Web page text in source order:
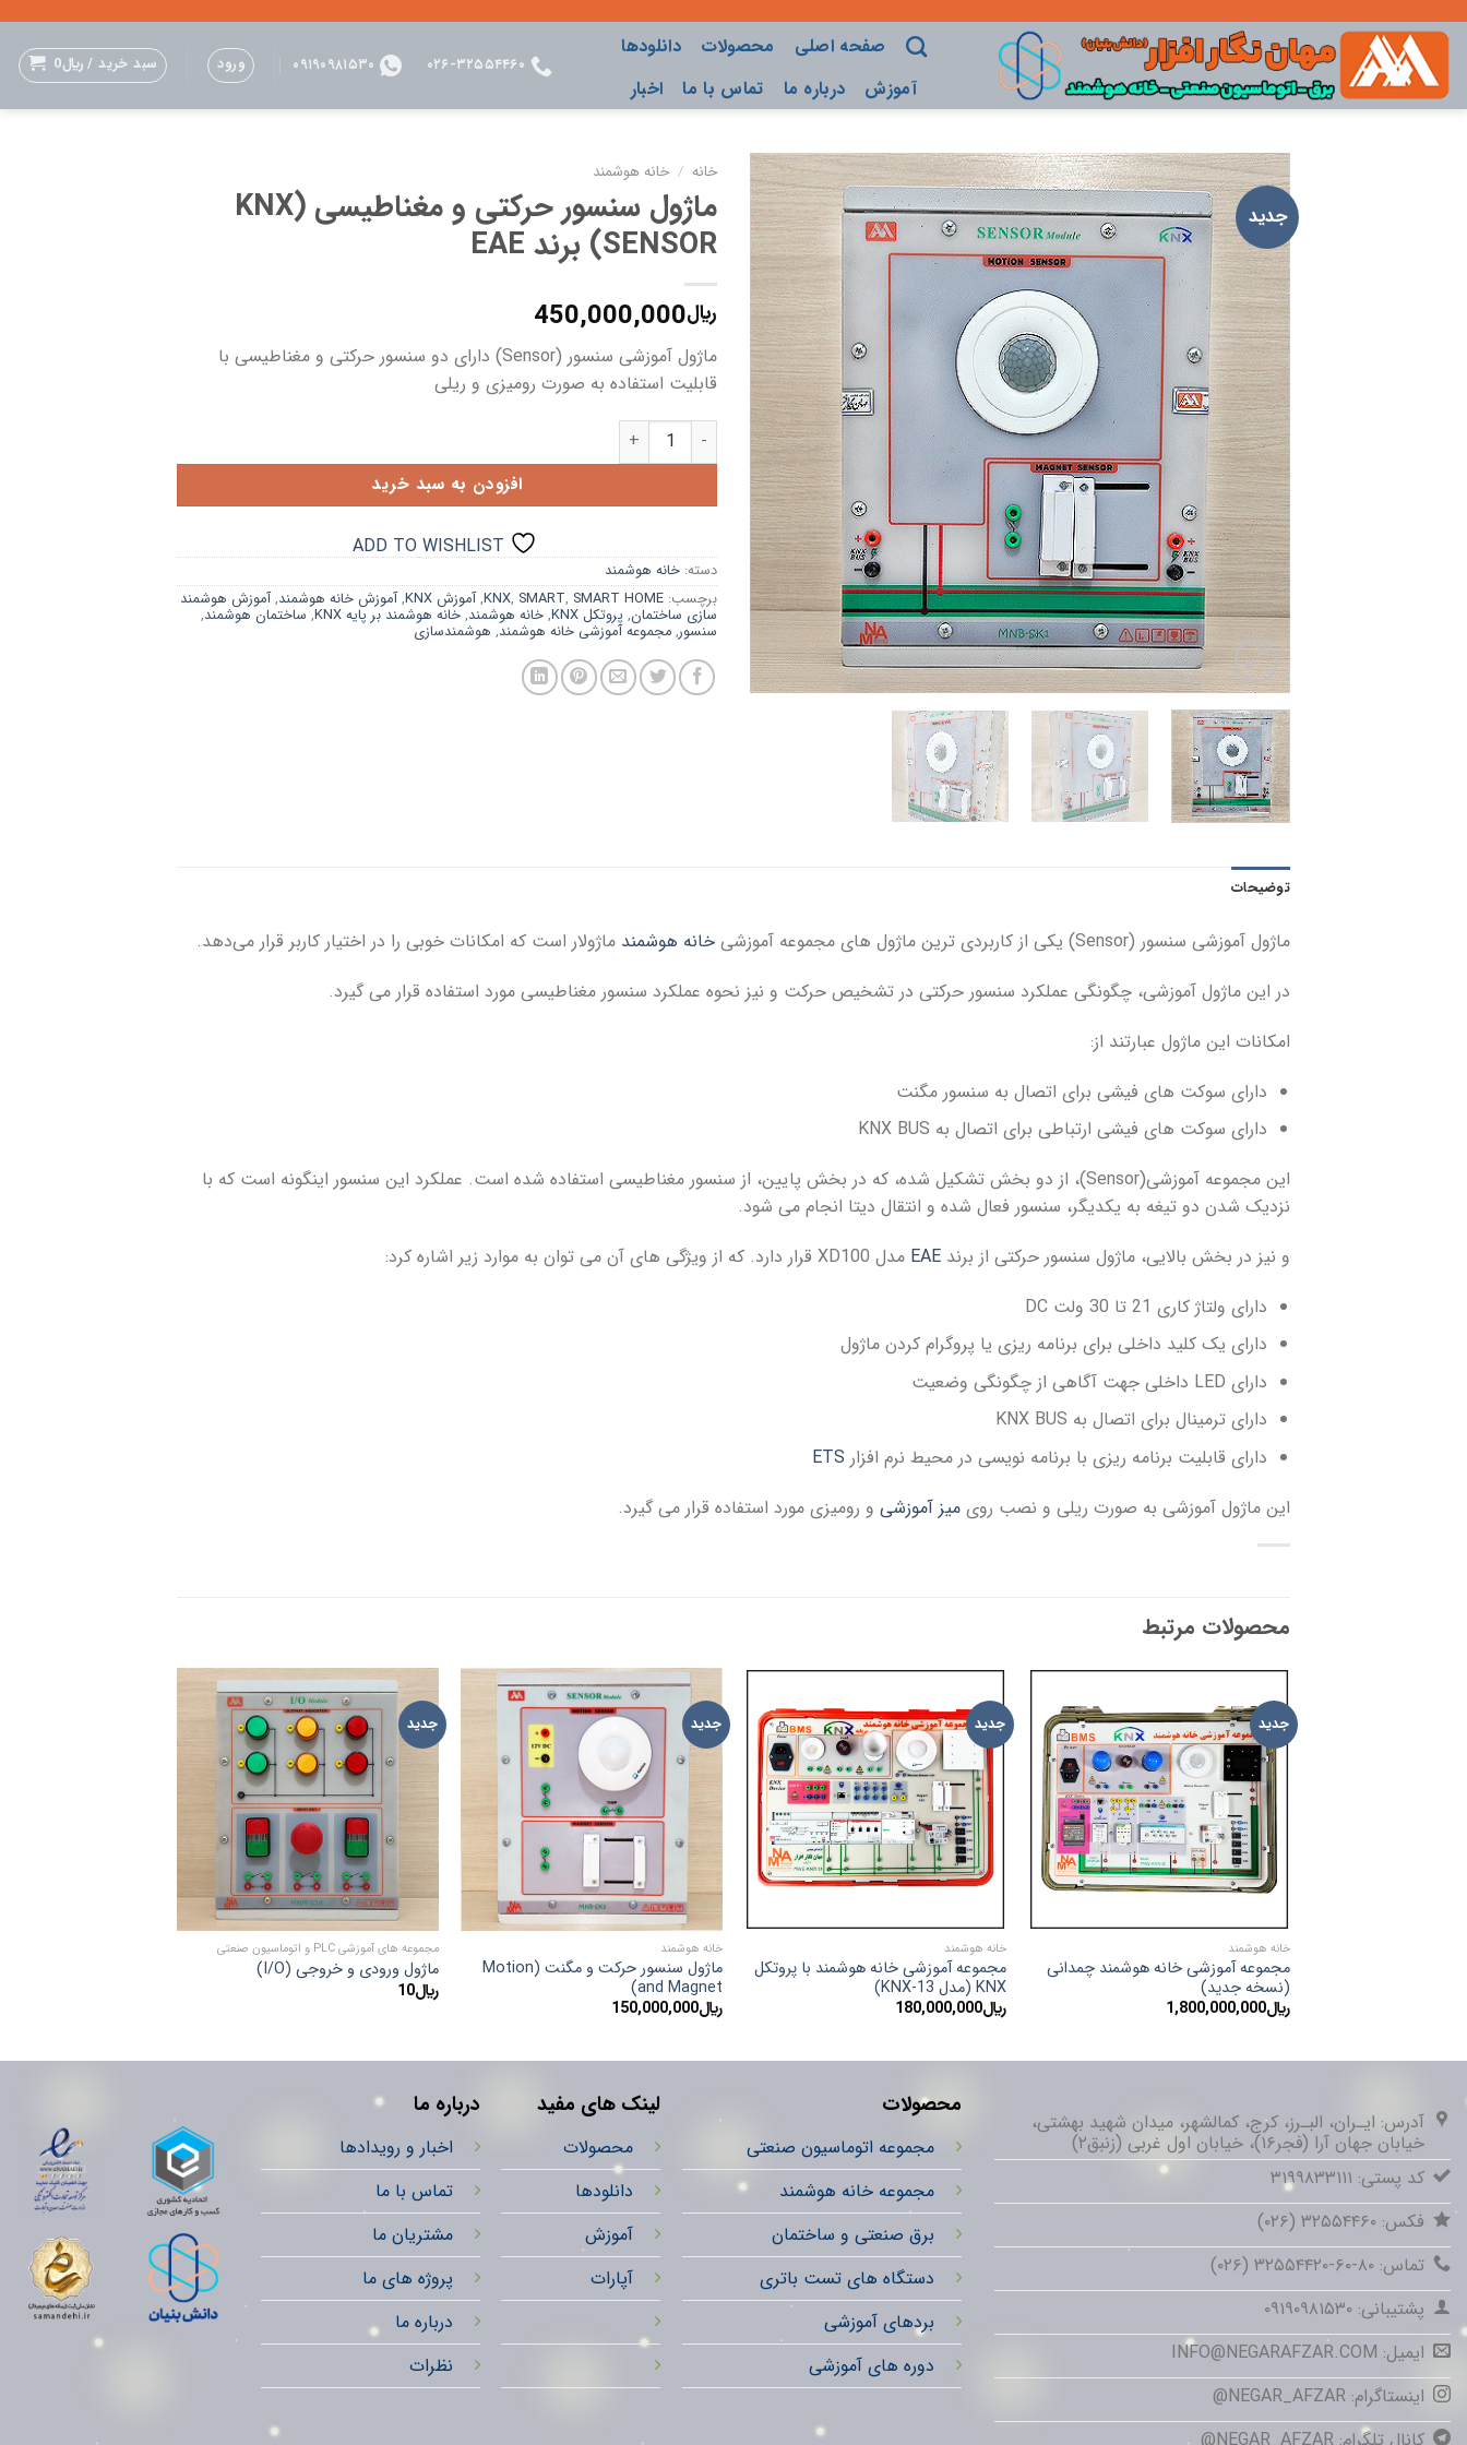
content
صفحه اصلی محصولات
دانلودها
آموزش
درباره ما تماس با ما اخبار
۰۲۶-۳۲۵۵۴۴۶۰ ۰۹۱۹۰۹۸۱۵۳۰ ورود سبد خرید / ﷼0
جدید ADD TO
WISHLIST
خانه / خانه هوشمند
ماژول سنسور حرکتی و مغناطیسی (KNX
SENSOR) برند EAE
﷼450,000,000
ماژول آموزشی سنسور (Sensor) دارای دو سنسور حرکتی و مغناطیسی با
قابلیت استفاده به صورت رومیزی و ریلی
ماژول سنسور حرکتی و مغناطیسی (KNX SENSOR) برند EAE عدد
افزودن به سبد خرید
ADD TO WISHLIST
دسته: خانه هوشمند
برچسب:
KNX, SMART, SMART HOME
,آموزش KNX ,آموزش خانه هوشمند,آموزش هوشمند
سازی ساختمان, پروتکل KNX , خانه هوشمند, خانه هوشمند بر پایه KNX , ساختمان هوشمند,
سنسور, مجموعه آموزشی خانه هوشمند, هوشمندسازی
توضیحات
ماژول آموزشی سنسور (Sensor) یکی از کاربردی ترین ماژول های مجموعه آموزشی خانه هوشمند ماژولار است که امکانات خوبی را در اختیار کاربر قرار می‌دهد.
در این ماژول آموزشی، چگونگی عملکرد سنسور حرکتی در تشخیص حرکت و نیز نحوه عملکرد سنسور مغناطیسی مورد استفاده قرار می گیرد.
امکانات این ماژول عبارتند از:
دارای سوکت های فیشی برای اتصال به سنسور مگنت
دارای سوکت های فیشی ارتباطی برای اتصال به KNX BUS
این مجموعه آموزشی(Sensor)، از دو بخش تشکیل شده، که در بخش پایین، از سنسور مغناطیسی استفاده شده است. عملکرد این سنسور اینگونه است که با
نزدیک شدن دو تیغه به یکدیگر، سنسور فعال شده و انتقال دیتا انجام می شود.
و نیز در بخش بالایی، ماژول سنسور حرکتی از برند EAE مدل XD100 قرار دارد. که از ویژگی های آن می توان به موارد زیر اشاره کرد:
دارای ولتاژ کاری 21 تا 30 ولت DC
دارای یک کلید داخلی برای برنامه ریزی یا پروگرام کردن ماژول
دارای LED داخلی جهت آگاهی از چگونگی وضعیت
دارای ترمینال برای اتصال به KNX BUS
دارای قابلیت برنامه ریزی با برنامه نویسی در محیط نرم افزار ETS
این ماژول آموزشی به صورت ریلی و نصب روی میز آموزشی و رومیزی مورد استفاده قرار می گیرد.
محصولات مرتبط
جدید ADD TO
WISHLIST
خانه هوشمند
مجموعه آموزشی خانه هوشمند چمدانی
(نسخه جدید)
﷼1,800,000,000
جدید ADD TO
WISHLIST
خانه هوشمند
مجموعه آموزشی خانه هوشمند با پروتکل
KNX (مدل KNX-13)
﷼180,000,000
جدید
خانه هوشمند
ماژول سنسور حرکت و مگنت (Motion
and Magnet)
﷼150,000,000
جدید
WISHLIST
مجموعه های آموزشی PLC و اتوماسیون صنعتی
ماژول ورودی و خروجی (I/O)
﷼10
آدرس: ایـران، البـرز، کرج، کمالشهر، میدان شهید بهشتی،
خیابان جهان آرا (فجر۱۶)، خیابان اول غربی (زنبق۲)
کد پستی: ۳۱۹۹۸۳۳۱۱۱
فکس: ۳۲۵۵۴۴۶۰ (۰۲۶)
تماس: ۸۰-۶۰-۳۲۵۵۴۴۲۰ (۰۲۶)
پشتیبانی: ۰۹۱۹۰۹۸۱۵۳۰
ایمیل: INFO@NEGARAFZAR.COM
اینستاگرام: NEGAR_AFZAR@
کانال تلگرام: NEGAR_AFZAR@
محصولات
مجموعه اتوماسیون صنعتی
مجموعه خانه هوشمند
برق صنعتی و ساختمان
دستگاه های تست باتری
بردهای آموزشی
دوره های آموزشی
لینک های مفید
محصولات
دانلودها
آموزش
آپارات
درباره ما
اخبار و رویدادها
تماس با ما
مشتریان ما
پروژه های ما
درباره ما
نظرات